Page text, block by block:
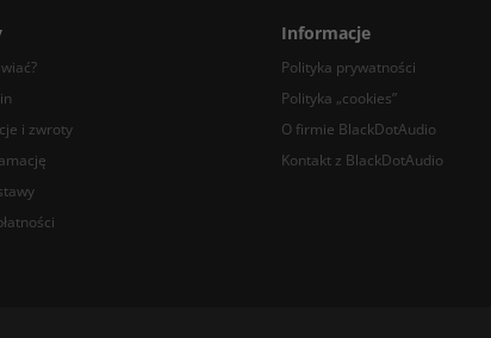
i zwroty
Informacje
Polityka prywatności
Polityka „cookies”
O firmie BlackDotAudio
Kontakt z BlackDotAudio